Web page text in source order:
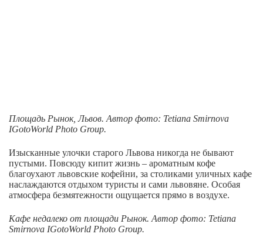
Площадь Рынок, Львов. Автор фото: Tetiana Smirnova
IGotoWorld Photo Group.
Изысканные улочки старого Львова никогда не бывают
пустыми. Повсюду кипит жизнь – ароматным кофе
благоухают львовские кофейни, за столиками уличных кафе
наслаждаются отдыхом туристы и сами львовяне. Особая
атмосфера безмятежности ощущается прямо в воздухе.
Кафе недалеко от площади Рынок. Автор фото: Tetiana
Smirnova IGotoWorld Photo Group.